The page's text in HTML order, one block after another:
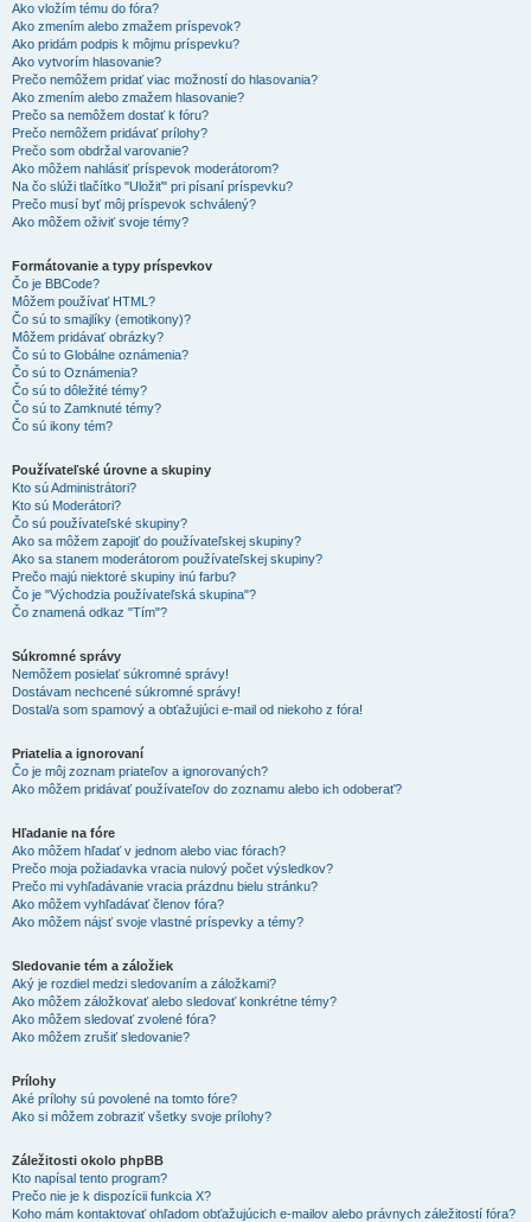
Ako vložím tému do fóra?
Ako zmením alebo zmažem príspevok?
Ako pridám podpis k môjmu príspevku?
Ako vytvorím hlasovanie?
Prečo nemôžem pridať viac možností do hlasovania?
Ako zmením alebo zmažem hlasovanie?
Prečo sa nemôžem dostať k fóru?
Prečo nemôžem pridávať prílohy?
Prečo som obdržal varovanie?
Ako môžem nahlásiť príspevok moderátorom?
Na čo slúži tlačítko "Uložiť" pri písaní príspevku?
Prečo musí byť môj príspevok schválený?
Ako môžem oživiť svoje témy?
Formátovanie a typy príspevkov
Čo je BBCode?
Môžem používať HTML?
Čo sú to smajlíky (emotikony)?
Môžem pridávať obrázky?
Čo sú to Globálne oznámenia?
Čo sú to Oznámenia?
Čo sú to dôležité témy?
Čo sú to Zamknuté témy?
Čo sú ikony tém?
Používateľské úrovne a skupiny
Kto sú Administrátori?
Kto sú Moderátori?
Čo sú používateľské skupiny?
Ako sa môžem zapojiť do používateľskej skupiny?
Ako sa stanem moderátorom používateľskej skupiny?
Prečo majú niektoré skupiny inú farbu?
Čo je "Východzia používateľská skupina"?
Čo znamená odkaz "Tím"?
Súkromné správy
Nemôžem posielať súkromné správy!
Dostávam nechcené súkromné správy!
Dostal/a som spamový a obťažujúci e-mail od niekoho z fóra!
Priatelia a ignorovaní
Čo je môj zoznam priateľov a ignorovaných?
Ako môžem pridávať používateľov do zoznamu alebo ich odoberať?
Hľadanie na fóre
Ako môžem hľadať v jednom alebo viac fórach?
Prečo moja požiadavka vracia nulový počet výsledkov?
Prečo mi vyhľadávanie vracia prázdnu bielu stránku?
Ako môžem vyhľadávať členov fóra?
Ako môžem nájsť svoje vlastné príspevky a témy?
Sledovanie tém a záložiek
Aký je rozdiel medzi sledovaním a záložkami?
Ako môžem záložkovať alebo sledovať konkrétne témy?
Ako môžem sledovať zvolené fóra?
Ako môžem zrušiť sledovanie?
Prílohy
Aké prílohy sú povolené na tomto fóre?
Ako si môžem zobraziť všetky svoje prílohy?
Záležitosti okolo phpBB
Kto napísal tento program?
Prečo nie je k dispozícii funkcia X?
Koho mám kontaktovať ohľadom obťažujúcich e-mailov alebo právnych záležitostí fóra?